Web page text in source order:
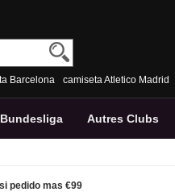
Barcelona camiseta Atletico Madrid
Bundesliga Autres Clubs
pedido mas €99